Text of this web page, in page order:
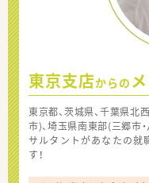
東京支店からの
東京都、茨城県、千葉県北
市)、埼玉県南東部(三郷市
サルタントがあなたの就
す！